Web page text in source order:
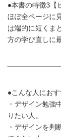
●本書の特徴3【
ほぼ全ページに
は端的に短くま
方の学び直しに
●こんな人にお
・デザイン勉強
りたい人。
・デザインを判